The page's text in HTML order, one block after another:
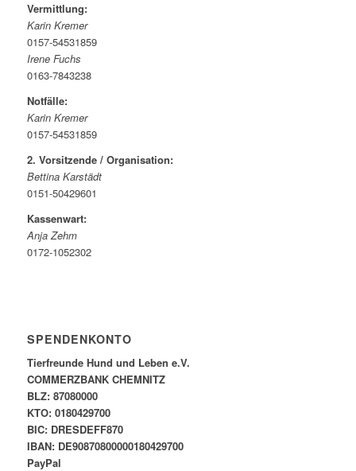
Vermittlung:
Karin Kremer
0157-54531859
Irene Fuchs
0163-7843238
Notfälle:
Karin Kremer
0157-54531859
2. Vorsitzende / Organisation:
Bettina Karstädt
0151-50429601
Kassenwart:
Anja Zehm
0172-1052302
SPENDENKONTO
Tierfreunde Hund und Leben e.V.
COMMERZBANK CHEMNITZ
BLZ: 87080000
KTO: 0180429700
BIC: DRESDEFF870
IBAN: DE90870800000180429700
PayPal